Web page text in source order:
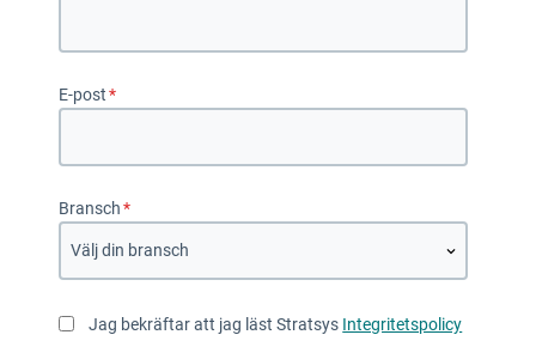
E-post *
Bransch *
Jag bekräftar att jag läst Stratsys Integritetspolicy